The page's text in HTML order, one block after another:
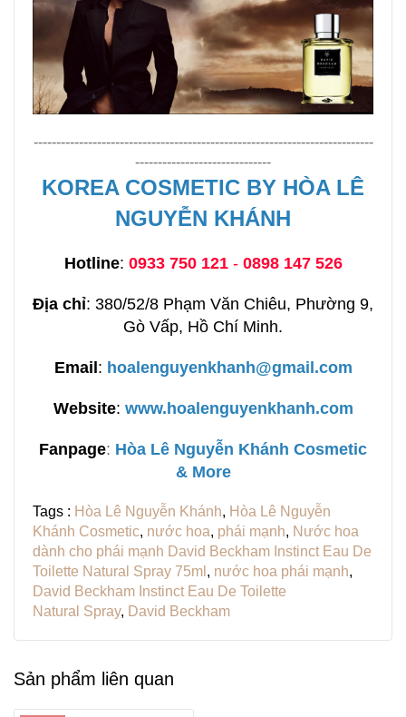
---------------------------------------------------------------------------
------------------------------
KOREA COSMETIC BY HÒA LÊ
NGUYỄN KHÁNH
Hotline: 0933 750 121- 0898 147 526
Địa chỉ: 380/52/8 Phạm Văn Chiêu, Phường 9,
Gò Vấp, Hồ Chí Minh.
Email: hoalenguyenkhanh@gmail.com
Website: www.hoalenguyenkhanh.com
Fanpage: Hòa Lê Nguyễn Khánh Cosmetic
& More
Tags : Hòa Lê Nguyễn Khánh, Hòa Lê Nguyễn
Khánh Cosmetic, nước hoa, phái mạnh, Nước hoa
dành cho phái mạnh David Beckham Instinct Eau De
Toilette Natural Spray 75ml , nước hoa phái mạnh,
David Beckham Instinct Eau De Toilette
Natural Spray, David Beckham
Sản phẩm liên quan